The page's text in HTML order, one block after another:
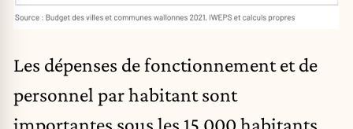
Les dépenses de fonctionnement et de
personnel par habitant sont
importantes sous les 15.000 habitants,